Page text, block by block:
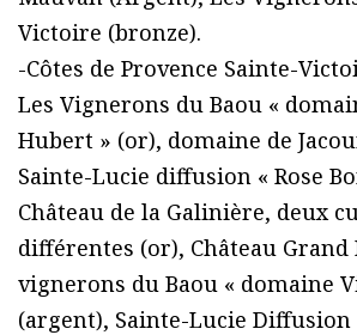
Victoire (bronze).
-Côtes de Provence Sainte-
Les Vignerons du Baou «
Hubert » (or), domaine de
Sainte-Lucie diffusion « Rose
Château de la Galinière, deux
différentes (or), Château Grand
vignerons du Baou « domaine
(argent), Sainte-Lucie Diffusion